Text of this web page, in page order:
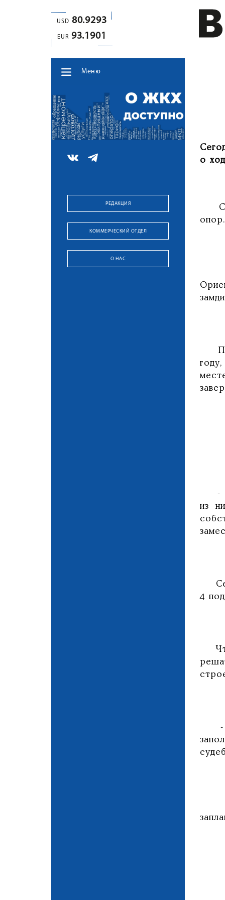
USD 80.9293
EUR 93.1901
Меню
РЕДАКЦИЯ
КОММЕРЧЕСКИЙ ОТДЕЛ
О НАС
о
опор.
-
-
из
4
Что
-